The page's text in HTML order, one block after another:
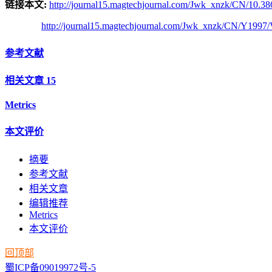
链接本文: http://journal15.magtechjournal.com/Jwk_xnzk/CN/
http://journal15.magtechjournal.com/Jwk_xnzk/CN/
参考文献
相关文章 15
Metrics
本文评价
摘要
参考文献
相关文章
编辑推荐
Metrics
本文评价
回顶部
蜀ICP备09019972号-5